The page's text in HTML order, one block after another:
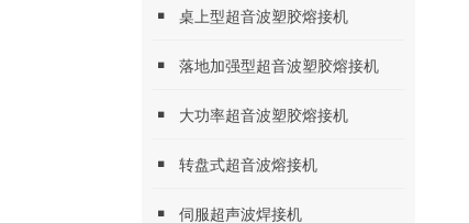
桌上型超音波塑胶熔接机
落地加强型超音波塑胶熔接机
大功率超音波塑胶熔接机
转盘式超音波熔接机
伺服超声波焊接机